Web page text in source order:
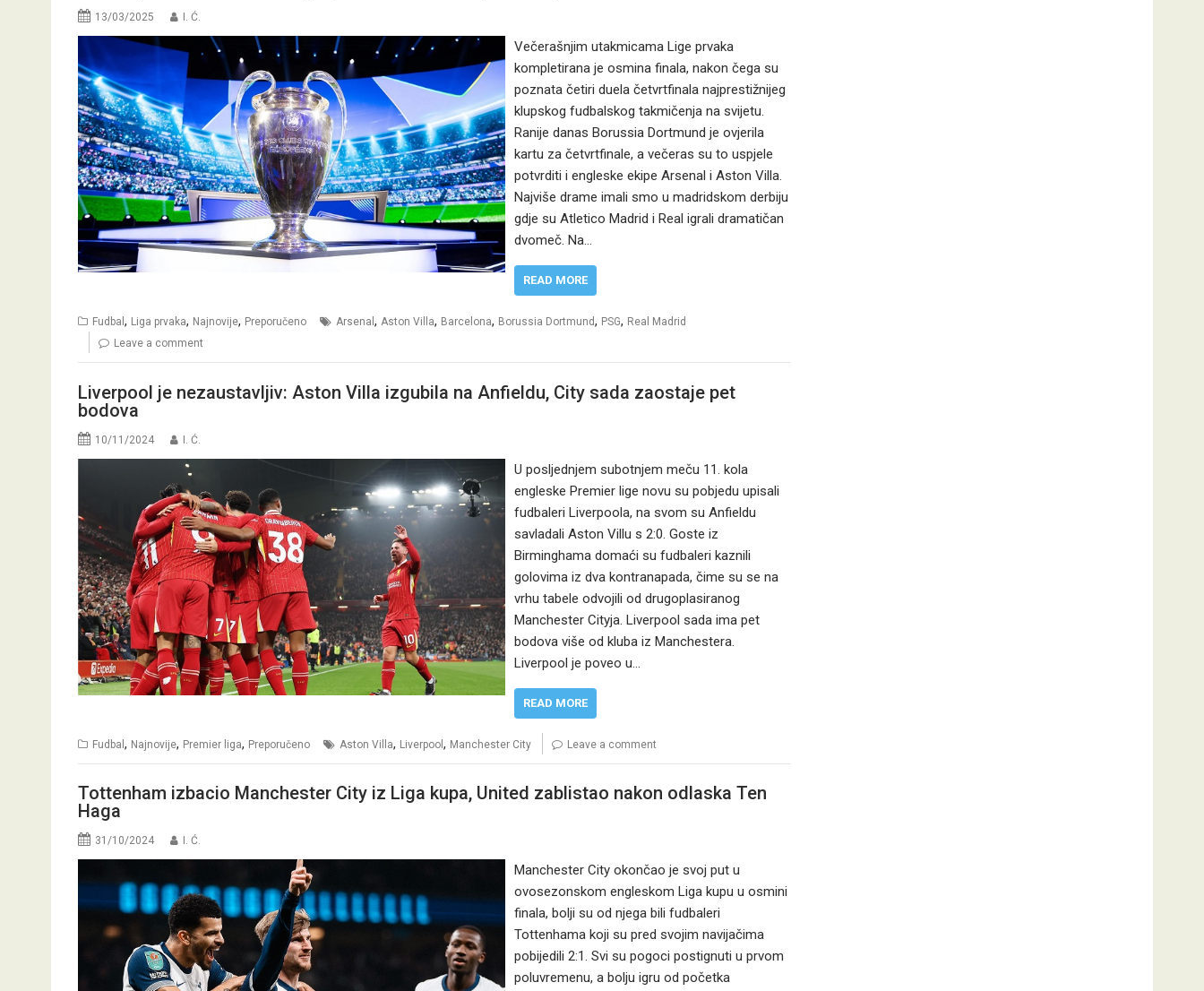
13/03/2025 I. Ć.
Večerašnjim utakmicama Lige prvaka
kompletirana je osmina finala, nakon čega su
poznata četiri duela četvrtfinala najprestižnijeg
klupskog fudbalskog takmičenja na svijetu.
Ranije danas Borussia Dortmund je ovjerila
kartu za četvrtfinale, a večeras su to uspjele
potvrditi i engleske ekipe Arsenal i Aston Villa.
Najviše drame imali smo u madridskom derbiju
gdje su Atletico Madrid i Real igrali dramatičan
dvomeč. Na…
READ MORE
Fudbal , Liga prvaka, Najnovije, Preporučeno Arsenal , Aston Villa, Barcelona, Borussia Dortmund, PSG, Real Madrid
Leave a comment
Liverpool je nezaustavljiv: Aston Villa izgubila na Anfieldu, City sada zaostaje pet
bodova
10/11/2024 I. Ć.
U posljednjem subotnjem meču 11. kola
engleske Premier lige novu su pobjedu upisali
fudbaleri Liverpoola, na svom su Anfieldu
savladali Aston Villu s 2:0. Goste iz
Birminghama domaći su fudbaleri kaznili
golovima iz dva kontranapada, čime su se na
vrhu tabele odvojili od drugoplasiranog
Manchester Cityja. Liverpool sada ima pet
bodova više od kluba iz Manchestera.
Liverpool je poveo u…
READ MORE
Fudbal , Najnovije, Premier liga, Preporučeno Aston Villa, Liverpool , Manchester City Leave a comment
Tottenham izbacio Manchester City iz Liga kupa, United zablistao nakon odlaska Ten
Haga
31/10/2024 I. Ć.
Manchester City okončao je svoj put u
ovosezonskom engleskom Liga kupu u osmini
finala, bolji su od njega bili fudbaleri
Tottenhama koji su pred svojim navijačima
pobijedili 2:1. Svi su pogoci postignuti u prvom
poluvremenu, a bolju igru od početka